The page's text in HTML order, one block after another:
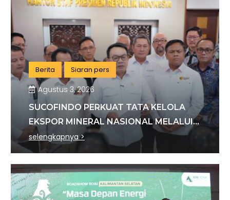
Berita Siaran pers
Agustus 3, 2026
SUCOFINDO PERKUAT TATA KELOLA
EKSPOR MINERAL NASIONAL MELALUI
SINERGI DENGAN KSP DAN DANANTARA
selengkapnya >